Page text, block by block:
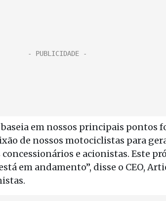
baseia em nossos principais pontos
de nossos motociclistas para
e acionistas. Este
em andamento”, disse o CEO,